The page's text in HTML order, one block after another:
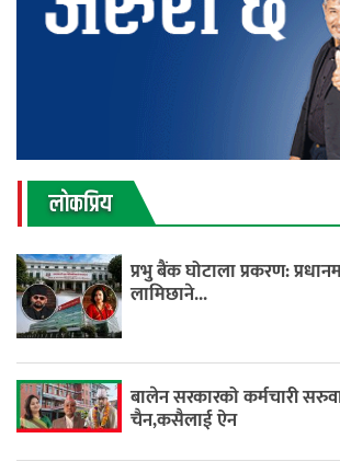
लाेकप्रिय
प्रभु बैंक घोटाला प्रकरण:
लामिछाने...
बालेन सरकारको कर्मचारी
चैन,कसैलाई ऐन